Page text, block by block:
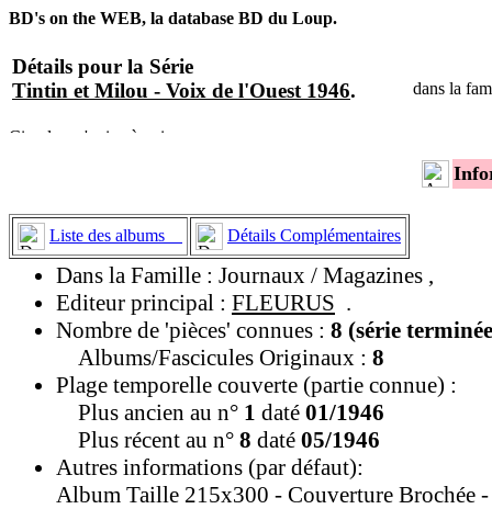
BD's on the WEB, la database BD du Loup.
Détails pour la Série
Tintin et Milou - Voix de l'Ouest 1946. dans la
Liste des albums Détails Complémentaires
Dans la Famille : Journaux / Magazines ,
Editeur principal : FLEURUS .
Nombre de 'pièces' connues : 8 (série
Albums/Fascicules Originaux : 8
Plage temporelle couverte (partie connue) :
Plus ancien au n° 1 daté 01/1946
Plus récent au n° 8 daté 05/1946
Autres informations (par défaut):
Album Taille 215x300 - Couverture Brochée